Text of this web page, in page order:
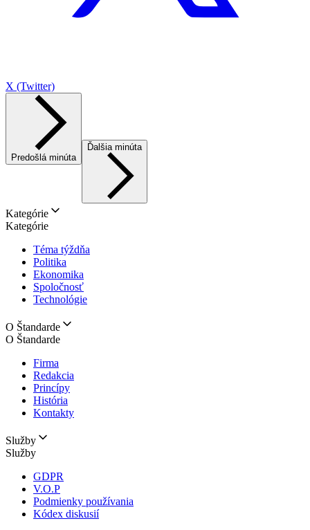
X (Twitter)
Predošlá minúta
Ďalšia minúta
Kategórie
Kategórie
Téma týždňa
Politika
Ekonomika
Spoločnosť
Technológie
O Štandarde
O Štandarde
Firma
Redakcia
Princípy
História
Kontakty
Služby
Služby
GDPR
V.O.P
Podmienky používania
Kódex diskusií